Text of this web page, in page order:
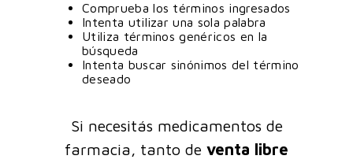
Comprueba los términos ingresados
Intenta utilizar una sola palabra
Utiliza términos genéricos en la
búsqueda
Intenta buscar sinónimos del término
deseado
Si necesitás medicamentos de
farmacia, tanto de venta libre